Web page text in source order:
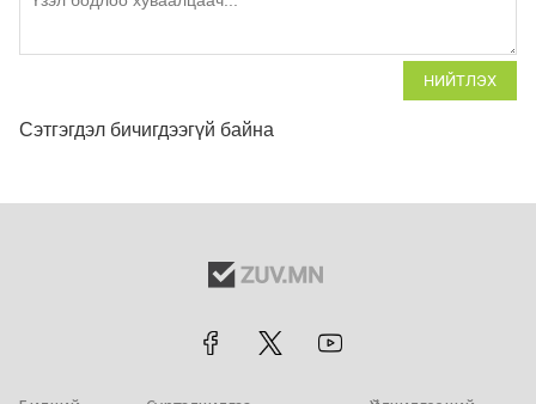
НИЙТЛЭХ
Сэтгэгдэл бичигдээгүй байна